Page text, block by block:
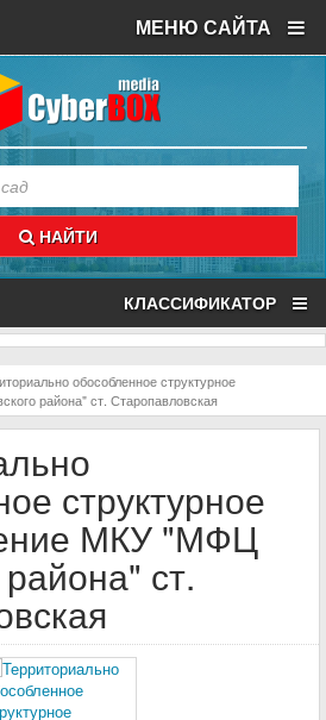
МЕНЮ САЙТА
НАЙТИ
КЛАССИФИКАТОР
обособленное структурное
района" ст. Старопавловская
структурное
МКУ "МФЦ
ст.